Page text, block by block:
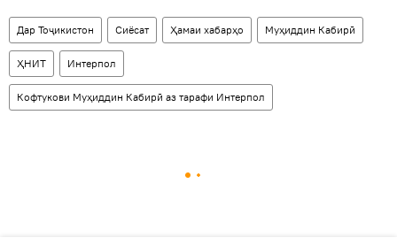
Дар Тоҷикистон Сиёсат Ҳамаи хабарҳо Муҳиддин Кабирӣ
ҲНИТ Интерпол
Кофтукови Муҳиддин Кабирӣ аз тарафи Интерпол